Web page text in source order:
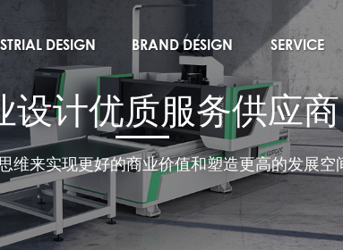
DESIGN
工业设计
BRAND DESIGN
品牌设计
SERVICE
大道服务
设计优质服务供应商
维来实现更好的商业价值和塑造更高的发展空